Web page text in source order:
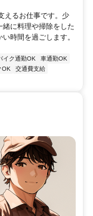
えるお仕事です。少
緒に料理や掃除をした
時間を過ごします。
イク通勤OK
車通勤OK
OK
交通費支給